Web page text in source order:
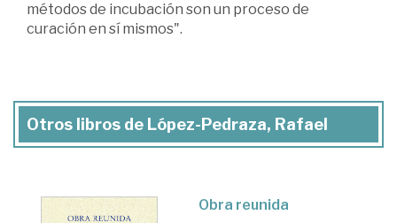
métodos de incubación son un proceso de
curación en sí mismos".
Otros libros de López-Pedraza, Rafael
Obra reunida